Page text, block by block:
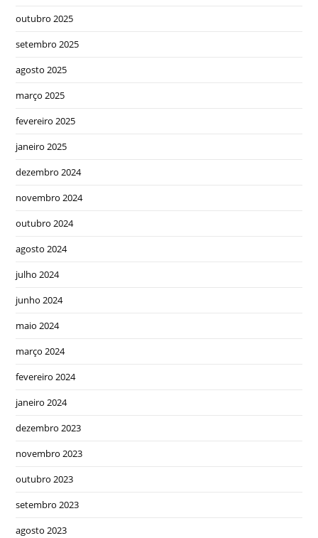
outubro 2025
setembro 2025
agosto 2025
março 2025
fevereiro 2025
janeiro 2025
dezembro 2024
novembro 2024
outubro 2024
agosto 2024
julho 2024
junho 2024
maio 2024
março 2024
fevereiro 2024
janeiro 2024
dezembro 2023
novembro 2023
outubro 2023
setembro 2023
agosto 2023